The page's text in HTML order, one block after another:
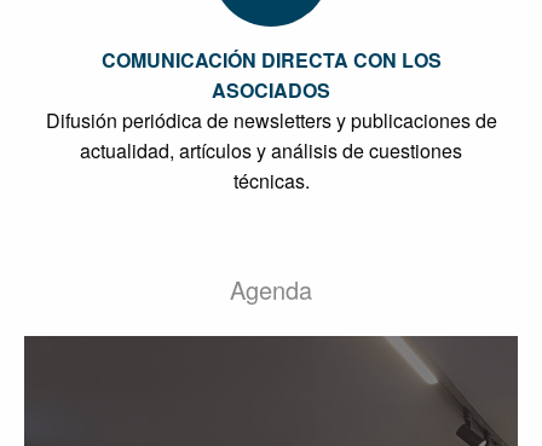
COMUNICACIÓN DIRECTA CON LOS
ASOCIADOS
Difusión periódica de newsletters y publicaciones de
actualidad, artículos y análisis de cuestiones
técnicas.
Agenda